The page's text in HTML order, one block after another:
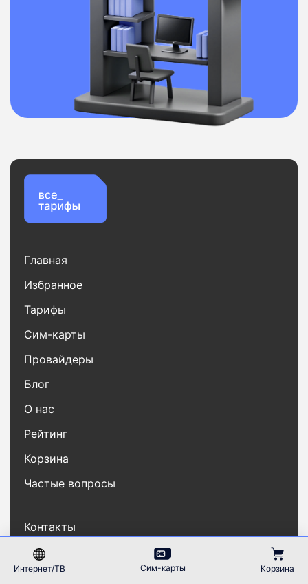
Интернет/ТВ Сим-карты Корзина
Главная
Избранное
Тарифы
Сим-карты
Провайдеры
Блог
О нас
Рейтинг
Корзина
Частые вопросы
Контакты
Карта сайта